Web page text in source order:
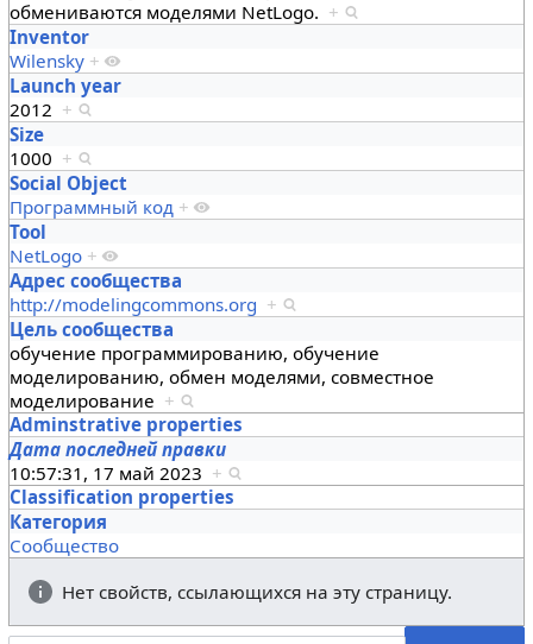
обмениваются моделями NetLogo. +
Inventor
Wilensky +
Launch year
2012 +
Size
1000 +
Social Object
Программный код +
Tool
NetLogo +
Адрес сообщества
http://modelingcommons.org +
Цель сообщества
обучение программированию, обучение
моделированию, обмен моделями, совместное
моделирование +
Adminstrative properties
Дата последней правки
10:57:31, 17 май 2023 +
Classification properties
Категория
Сообщество
Нет свойств, ссылающихся на эту страницу.